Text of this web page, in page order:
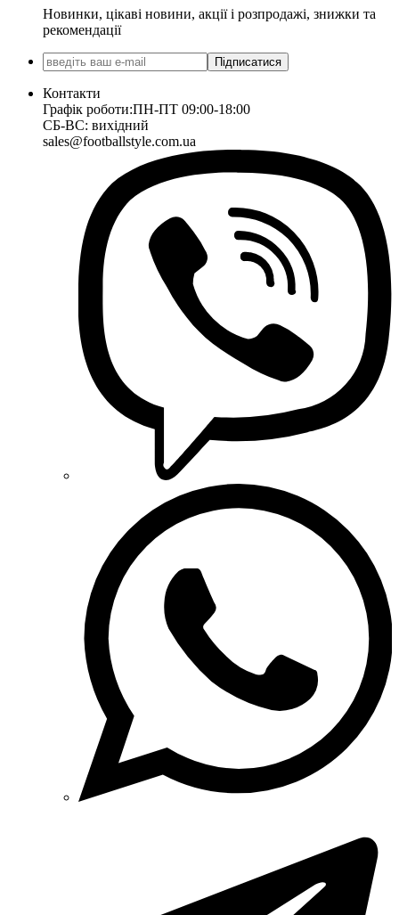
Новинки, цікаві новини, акції і розпродажі, знижки та
рекомендації
Підписатися
Контакти
Графік роботи:ПН-ПТ 09:00-18:00
СБ-ВС: вихідний
sales@footballstyle.com.ua